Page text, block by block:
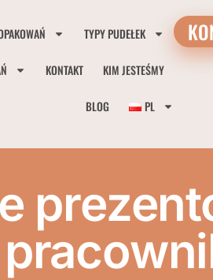
TYPY PUDEŁEK
KONTAKT KIM JESTEŚMY
BLOG PL